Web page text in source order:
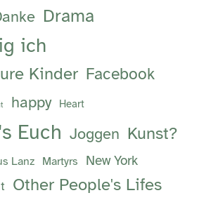
Drama
ich
Kinder Facebook
happy Heart
Euch Joggen Kunst?
Lanz Martyrs New York
Other People's Lifes